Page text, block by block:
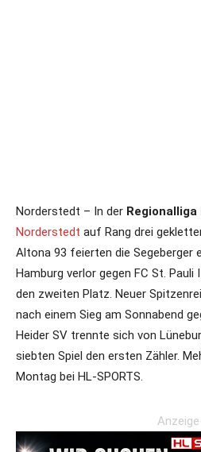
Norderstedt – In der Regionalliga
Norderstedt auf Rang drei
Altona 93 feierten die Segeberger
Hamburg verlor gegen FC St.
den zweiten Platz. Neuer
nach einem Sieg am Sonnabend
Heider SV trennte sich von
siebten Spiel den ersten Zähler.
Montag bei HL-SPORTS.
Anzeige